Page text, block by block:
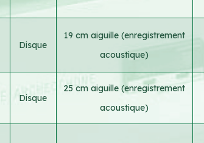
Disque
19 cm aiguille (enregistrement
acoustique)
Disque
25 cm aiguille (enregistrement
acoustique)